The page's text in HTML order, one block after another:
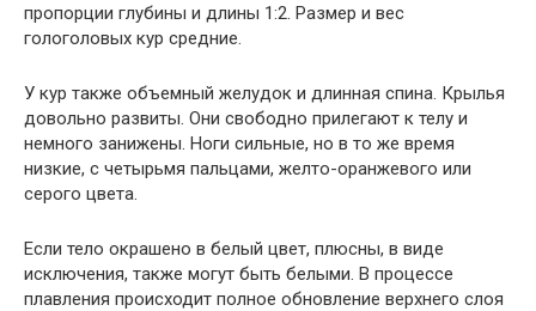
пропорции глубины и длины 1:2. Размер и вес
гологоловых кур средние.
У кур также объемный желудок и длинная спина. Крылья
довольно развиты. Они свободно прилегают к телу и
немного занижены. Ноги сильные, но в то же время
низкие, с четырьмя пальцами, желто-оранжевого или
серого цвета.
Если тело окрашено в белый цвет, плюсны, в виде
исключения, также могут быть белыми. В процессе
плавления происходит полное обновление верхнего слоя